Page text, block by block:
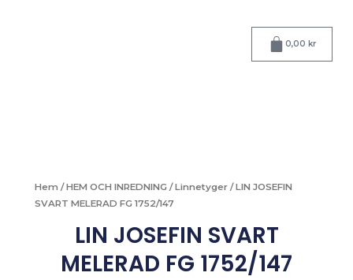
0,00 kr
Varukorg
Hem /HEM OCH INREDNING /Linnetyger / LIN JOSEFIN
SVART MELERAD FG 1752/147
LIN JOSEFIN SVART
MELERAD FG 1752/147